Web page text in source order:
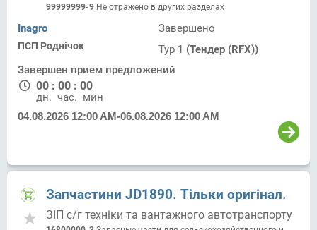
99999999-9 Не отражено в других разделах
Inagro
ПСП Роднічок
Завершено
Тур 1 (Тендер (RFX))
Завершен прием предложений
00 : 00 : 00
дн. час. мин.
04.08.2026 12:00 AM-06.08.2026 12:00 AM
Запчастини JD1890. Тільки оригінал.
ЗІП с/г техніки та вантажного автотранспорту